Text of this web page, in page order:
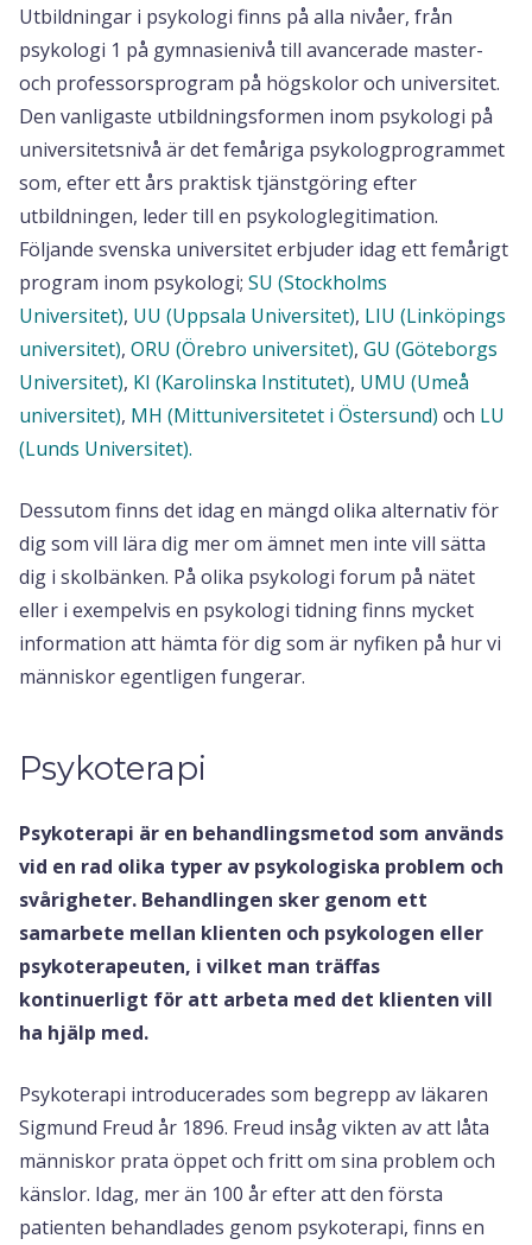
Utbildningar i psykologi finns på alla nivåer, från
psykologi 1 på gymnasienivå till avancerade master-
och professorsprogram på högskolor och universitet.
Den vanligaste utbildningsformen inom psykologi på
universitetsnivå är det femåriga psykologprogrammet
som, efter ett års praktisk tjänstgöring efter
utbildningen, leder till en psykologlegitimation.
Följande svenska universitet erbjuder idag ett femårigt
program inom psykologi; SU (Stockholms
Universitet), UU (Uppsala Universitet), LIU (Linköpings
universitet), ORU (Örebro universitet), GU (Göteborgs
Universitet), KI (Karolinska Institutet), UMU (Umeå
universitet), MH (Mittuniversitetet i Östersund) och LU
(Lunds Universitet).
Dessutom finns det idag en mängd olika alternativ för
dig som vill lära dig mer om ämnet men inte vill sätta
dig i skolbänken. På olika psykologi forum på nätet
eller i exempelvis en psykologi tidning finns mycket
information att hämta för dig som är nyfiken på hur vi
människor egentligen fungerar.
Psykoterapi
Psykoterapi är en behandlingsmetod som används
vid en rad olika typer av psykologiska problem och
svårigheter. Behandlingen sker genom ett
samarbete mellan klienten och psykologen eller
psykoterapeuten, i vilket man träffas
kontinuerligt för att arbeta med det klienten vill
ha hjälp med.
Psykoterapi introducerades som begrepp av läkaren
Sigmund Freud år 1896. Freud insåg vikten av att låta
människor prata öppet och fritt om sina problem och
känslor. Idag, mer än 100 år efter att den första
patienten behandlades genom psykoterapi, finns en